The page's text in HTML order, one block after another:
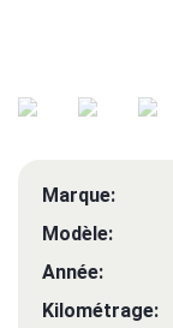
Marque:
Modèle:
Année:
Kilométrage: